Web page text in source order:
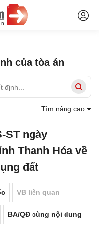
của tòa án
Tìm nâng cao
ST ngày
Thanh Hóa về
đất
VB liên quan
BA/QĐ cùng nội dung